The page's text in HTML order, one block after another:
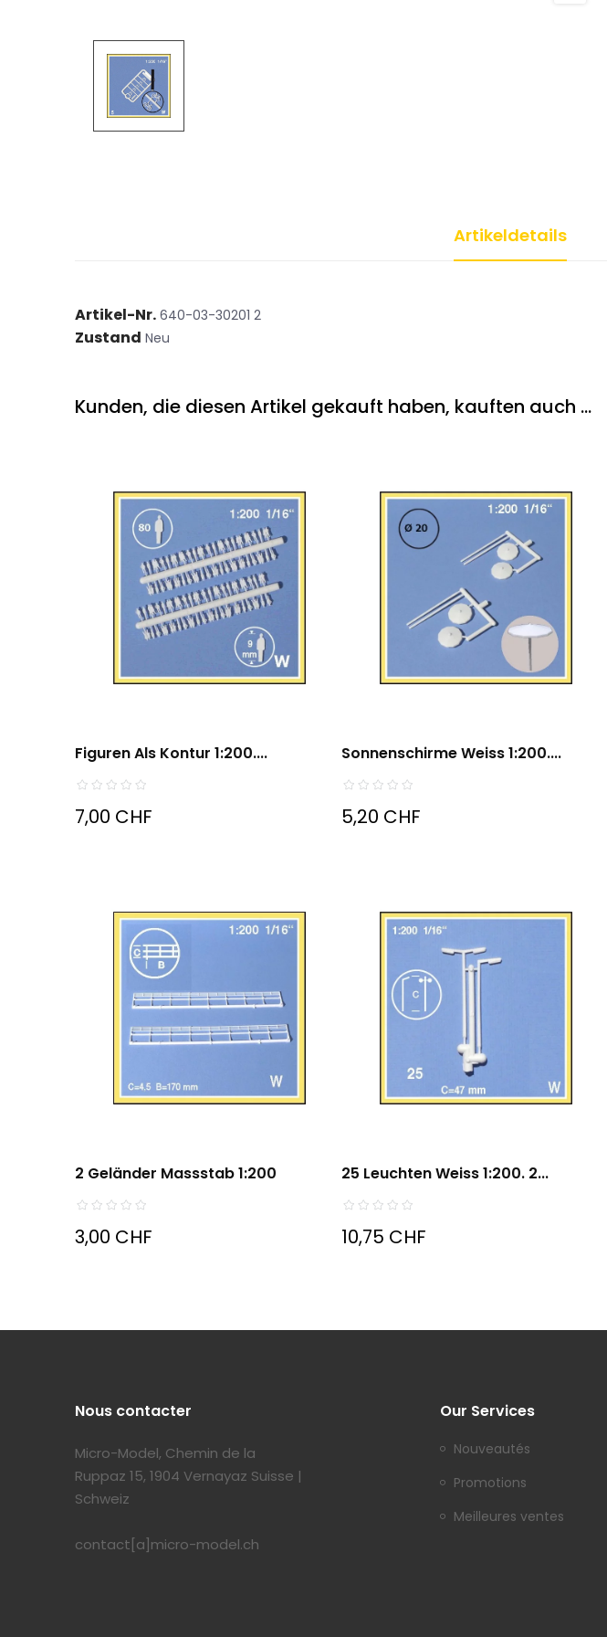
Artikeldetails
Artikel-Nr. 640-03-30201 2
Zustand Neu
Kunden, die diesen Artikel gekauft haben, kauften auch ...
Figuren Als Kontur 1:200....
7,00 CHF
Sonnenschirme Weiss 1:200....
5,20 CHF
2 Geländer Massstab 1:200
3,00 CHF
25 Leuchten Weiss 1:200. 2...
10,75 CHF
Nous contacter
Micro-Model, Chemin de la
Ruppaz 15, 1904 Vernayaz Suisse |
Schweiz
contact[a]micro-model.ch
Our Services
Nouveautés
Promotions
Meilleures ventes